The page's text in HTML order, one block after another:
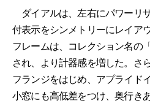
ダイアルは、左右にパワーリ
付表示をシンメトリーにレイア
フレームは、コレクション名の
され、より計器感を増した。さ
フランジをはじめ、アプライド
小窓にも高低差をつけ、奥行き